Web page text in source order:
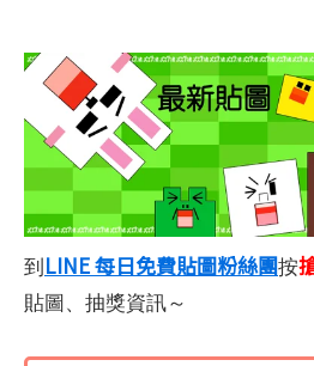
到LINE 每日免費貼圖粉絲團按
貼圖、抽獎資訊～